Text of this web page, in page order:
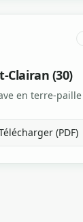
Clairan (30)
en terre-paille
(PDF)